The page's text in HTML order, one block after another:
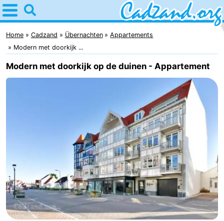
Home
Cadzand
Tipps
Für
Ferienhäuser
-
Bad
-
Home Cadzand Übernachten
Appartements
Modern met doorkijk ...
Modern met doorkijk op de duinen - Appartement